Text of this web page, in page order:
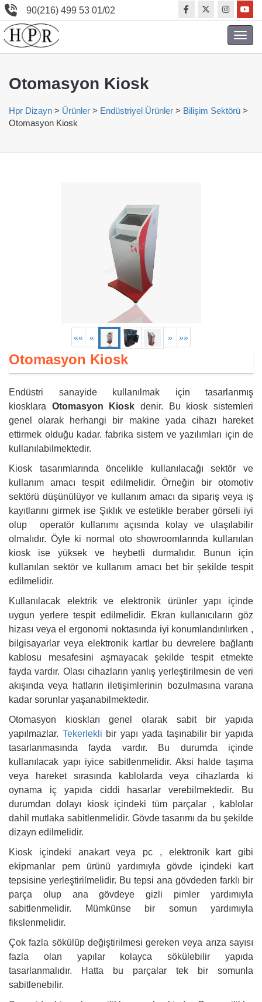
90(216) 499 53 01/02
Otomasyon Kiosk
Hpr Dizayn > Ürünler > Endüstriyel Ürünler > Bilişim Sektörü >
Otomasyon Kiosk
«« « » »»
Otomasyon Kiosk
Endüstri sanayide kullanılmak için tasarlanmış
kiosklara Otomasyon Kiosk denir. Bu kiosk sistemleri
genel olarak herhangi bir makine yada cihazı hareket
ettirmek olduğu kadar. fabrika sistem ve yazılımları için de
kullanılabilmektedir.
Kiosk tasarımlarında öncelikle kullanılacağı sektör ve
kullanım amacı tespit edilmelidir. Örneğin bir otomotiv
sektörü düşünülüyor ve kullanım amacı da sipariş veya iş
kayıtlarını girmek ise Şıklık ve estetikle beraber görseli iyi
olup operatör kullanımı açısında kolay ve ulaşılabilir
olmalıdır. Öyle ki normal oto showroomlarında kullanılan
kiosk ise yüksek ve heybetli durmalıdır. Bunun için
kullanılan sektör ve kullanım amacı bet bir şekilde tespit
edilmelidir.
Kullanılacak elektrik ve elektronik ürünler yapı içinde
uygun yerlere tespit edilmelidir. Ekran kullanıcıların göz
hizası veya el ergonomi noktasında iyi konumlandırılırken ,
bilgisayarlar veya elektronik kartlar bu devrelere bağlantı
kablosu mesafesini aşmayacak şekilde tespit etmekte
fayda vardır. Olası cihazların yanlış yerleştirilmesin de veri
akışında veya hatların iletişimlerinin bozulmasına varana
kadar sorunlar yaşanabilmektedir.
Otomasyon kioskları genel olarak sabit bir yapıda
yapılmazlar. Tekerlekli bir yapı yada taşınabilir bir yapıda
tasarlanmasında fayda vardır. Bu durumda içinde
kullanılacak yapı iyice sabitlenmelidir. Aksi halde taşıma
veya hareket sırasında kablolarda veya cihazlarda ki
oynama iç yapıda ciddi hasarlar verebilmektedir. Bu
durumdan dolayı kiosk içindeki tüm parçalar , kablolar
dahil mutlaka sabitlenmelidir. Gövde tasarımı da bu şekilde
dizayn edilmelidir.
Kiosk içindeki anakart veya pc , elektronik kart gibi
ekipmanlar pem ürünü yardımıyla gövde içindeki kart
tepsisine yerleştirilmelidir. Bu tepsi ana gövdeden farklı bir
parça olup ana gövdeye gizli pimler yardımıyla
sabitlenmelidir. Mümkünse bir somun yardımıyla
fikslenmelidir.
Çok fazla sökülüp değiştirilmesi gereken veya arıza sayısı
fazla olan yapılar kolayca sökülebilir yapıda
tasarlanmalıdır. Hatta bu parçalar tek bir somunla
sabitlenebilir.